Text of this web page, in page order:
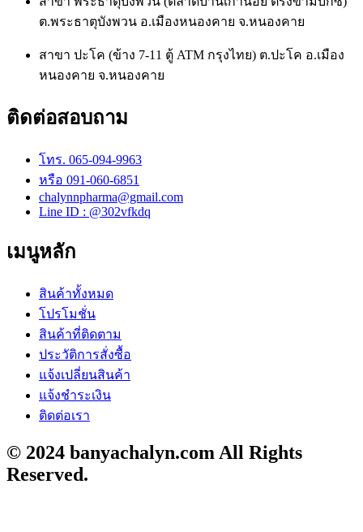
ต.พระธาตุบังพวน อ.เมืองหนองคาย จ.หนองคาย
สาขา ปะโค (ข้าง 7-11 ตู้ ATM กรุงไทย) ต.ปะโค อ.เมือง
หนองคาย จ.หนองคาย
ติดต่อสอบถาม
โทร. 065-094-9963
หรือ 091-060-6851
chalynnpharma@gmail.com
Line ID : @302vfkdq
เมนูหลัก
สินค้าทั้งหมด
โปรโมชั่น
สินค้าที่ติดตาม
ประวัติการสั่งซื้อ
แจ้งเปลี่ยนสินค้า
แจ้งชำระเงิน
ติดต่อเรา
© 2024 banyachalyn.com All Rights
Reserved.